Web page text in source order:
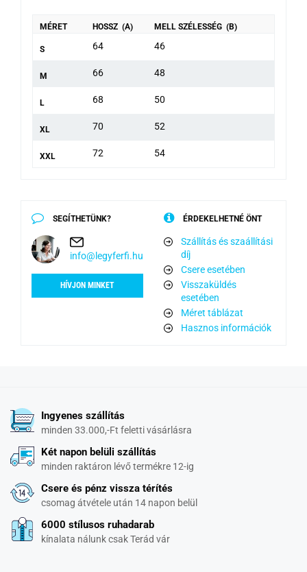
MÉRET HOSSZ (A) MELL SZÉLESSÉG (B)
S 64 46
M 66 48
L 68 50
XL 70 52
XXL 72 54
SEGÍTHETÜNK?
info@legyferfi.hu
HÍVJON MINKET
ÉRDEKELHETNÉ ÖNT
Szállítás és szaállítási
díj
Csere esetében
Visszaküldés
esetében
Méret táblázat
Hasznos információk
Ingyenes szállítás
minden 33.000,-Ft feletti vásárlásra
Két napon belüli szállítás
minden raktáron lévő termékre 12-ig
Csere és pénz vissza térítés
csomag átvétele után 14 napon belül
6000 stílusos ruhadarab
kínalata nálunk csak Terád vár